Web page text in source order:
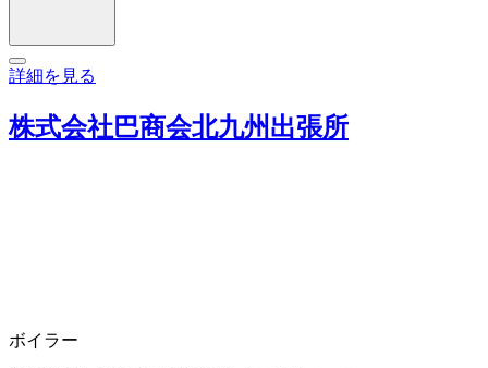
詳細を見る
株式会社巴商会北九州出張所
ボイラー